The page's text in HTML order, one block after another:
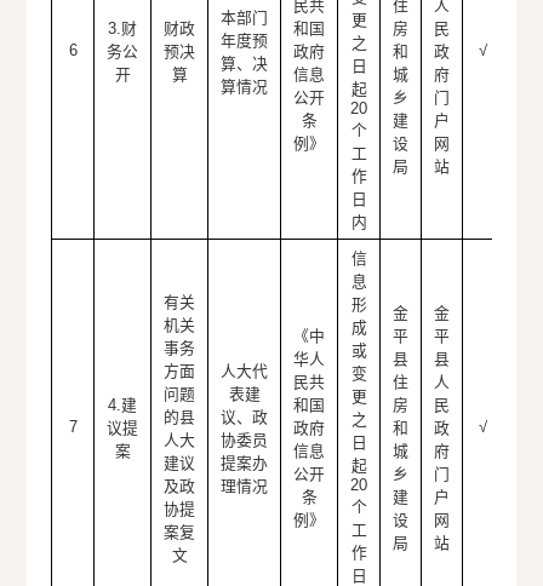
6
3.财
务公
开
财政
预决
算
本部门
年度预
算、决
算情况
民共
和国
政府
信息
公开
条
例》
更
之
日
起
20
个
工
作
日
内
住
房
和
城
乡
建
设
局
人
民
政
府
门
户
网
站
√
7
4.建
议提
案
有关
机关
事务
方面
问题
的县
人大
建议
及政
协提
案复
文
人大代
表建
议、政
协委员
提案办
理情况
《中
华人
民共
和国
政府
信息
公开
条
例》
信
息
形
成
或
变
更
之
日
起
20
个
工
作
日
金
平
县
住
房
和
城
乡
建
设
局
金
平
县
人
民
政
府
门
户
网
站
√